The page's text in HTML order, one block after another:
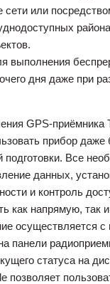
сети или
выполнения
дня даже при
GPS-приёмника
прибор даже
подготовки. Все
данных,
и контроль
как напрямую, так
осуществляется
панели
статуса на
позволяет